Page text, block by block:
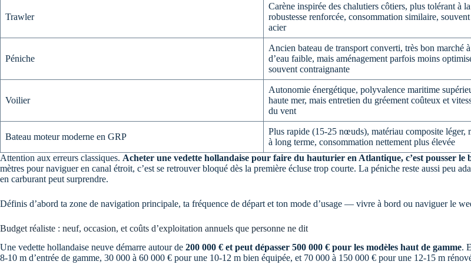
Trawler
Carène inspirée des chalutiers côtiers, plus tolérant à
robustesse renforcée, consommation similaire,
acier
Péniche
Ancien bateau de transport converti, très bon marché
d’eau faible, mais aménagement parfois moins
souvent contraignante
Voilier
Autonomie énergétique, polyvalence maritime
haute mer, mais entretien du gréement coûteux et
du vent
Bateau moteur moderne en GRP
Plus rapide (15-25 nœuds), matériau composite léger,
à long terme, consommation nettement plus élevée
Attention aux erreurs classiques. Acheter une vedette hollandaise pour faire du hauturier en Atlantique, c’est pousser le
mètres pour naviguer en canal étroit, c’est se retrouver bloqué dès la première écluse trop courte. La péniche reste aussi peu
en carburant peut surprendre.
Définis d’abord ta zone de navigation principale, ta fréquence de départ et ton mode d’usage — vivre à bord ou naviguer le
Budget réaliste : neuf, occasion, et coûts d’exploitation annuels que personne ne dit
Une vedette hollandaise neuve démarre autour de 200 000 € et peut dépasser 500 000 € pour les modèles haut de gamme.
8-10 m d’entrée de gamme, 30 000 à 60 000 € pour une 10-12 m bien équipée, et 70 000 à 150 000 € pour une 12-15 m